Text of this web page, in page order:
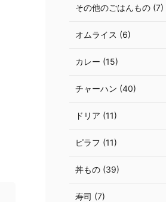
その他のごはんもの (7)
オムライス (6)
カレー (15)
チャーハン (40)
ドリア (11)
ピラフ (11)
丼もの (39)
寿司 (7)